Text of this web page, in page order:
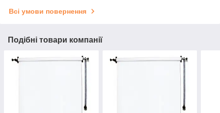
Всі умови повернення
Подібні товари компанії